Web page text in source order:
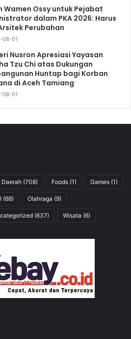
Wamen Ossy untuk Pejabat
dalam PKA 2026: Harus
Perubahan
08-01
Nusron Apresiasi Yayasan
Tzu Chi atas Dukungan
Huntap bagi Korban
di Aceh Tamiang
08-01
Daerah (708) Foods (1) Games (1)
(68) Olahraga (9)
(637) Wisata (6)